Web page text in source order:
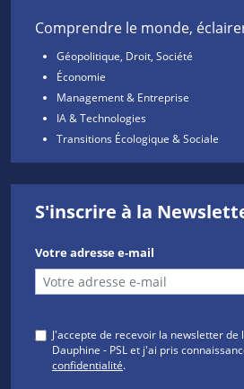
Comprendre le monde,
Géopolitique, Droit, Société
Économie
Management & Entreprise
IA & Technologies
Transitions Écologique & Sociale
S'inscrire à la
Votre adresse e-mail
J'accepte de recevoir la newsletter de
Dauphine - PSL et j'ai pris
confidentialité.